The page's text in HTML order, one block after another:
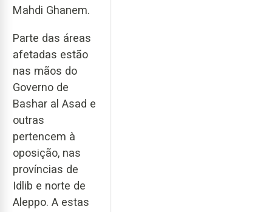
Mahdi Ghanem.
Parte das áreas
afetadas estão
nas mãos do
Governo de
Bashar al Asad e
outras
pertencem à
oposição, nas
províncias de
Idlib e norte de
Aleppo. A estas